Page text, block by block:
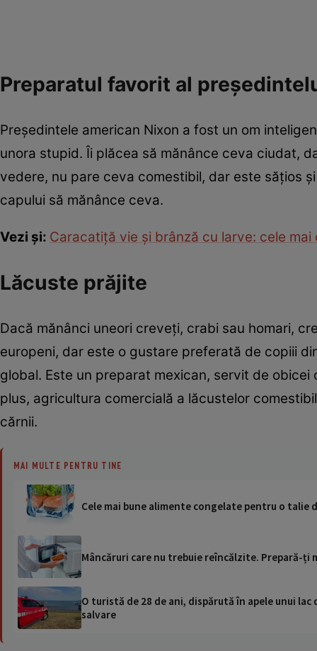
Preparatul favorit al
Președintele american Nixon a fost un om
unora stupid. Îi plăcea să mănânce ceva ciudat,
vedere, nu pare ceva comestibil, dar este sățios
capului să mănânce ceva.
Vezi şi: Caracatiţă vie şi brânză cu larve: cele
Lăcuste prăjite
Dacă mănânci uneori creveți, crabi sau homari,
europeni, dar este o gustare preferată de copiii
global. Este un preparat mexican, servit de
plus, agricultura comercială a lăcustelor
cărnii.
MAI MULTE PENTRU TINE
Cele mai bune alimente congelate pentru o talie
Mâncăruri care nu trebuie reîncălzite. Prepară-ți
O turistă de 28 de ani, dispărută în apele unui
salvare